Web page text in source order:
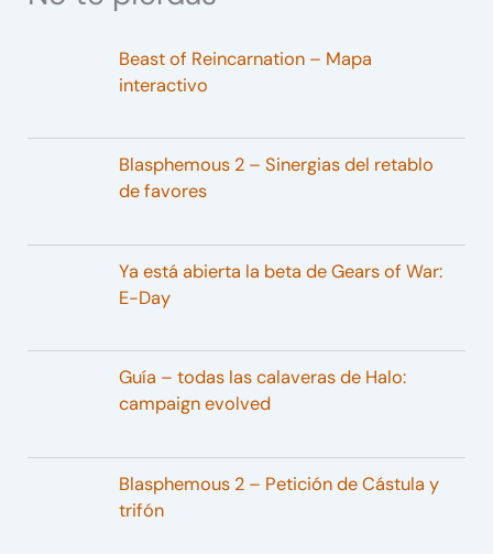
Beast of Reincarnation – Mapa
interactivo
Blasphemous 2 – Sinergias del retablo
de favores
Ya está abierta la beta de Gears of War:
E-Day
Guía – todas las calaveras de Halo:
campaign evolved
Blasphemous 2 – Petición de Cástula y
trifón